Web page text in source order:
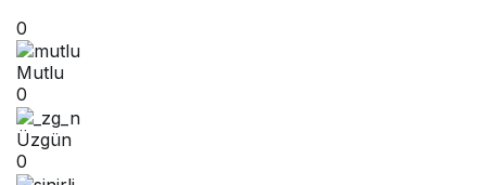
0
Mutlu
0
Üzgün
0